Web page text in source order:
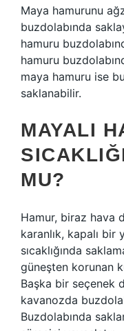
Maya hamurunu
buzdolabında
hamuru
hamuru
maya hamuru ise
saklanabilir.
MAYALI
MU?
Hamur, biraz hava
karanlık, kapalı bir
sıcaklığında
güneşten korunan
Başka bir seçenek
kavanozda
Buzdolabında